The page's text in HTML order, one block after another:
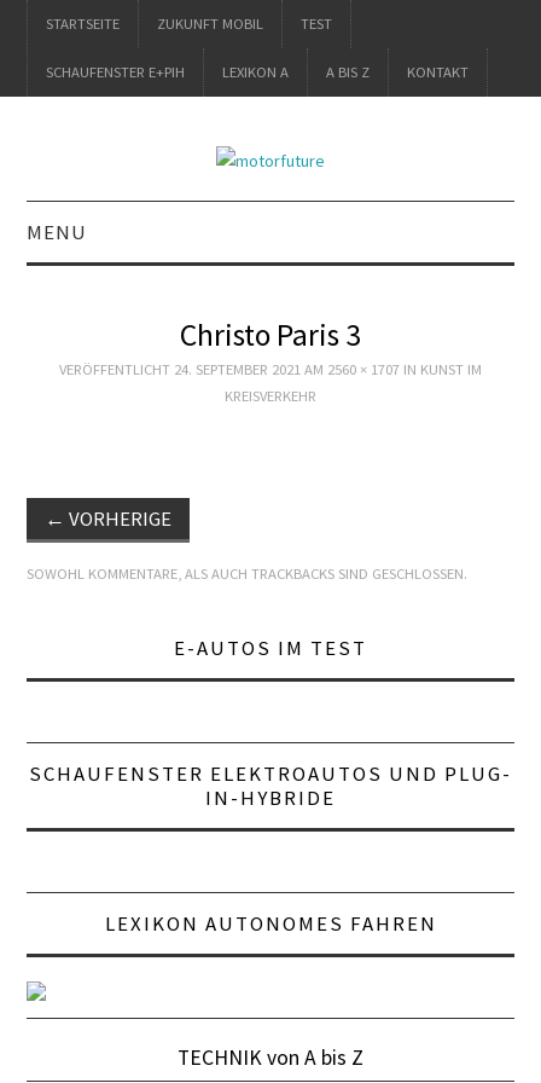
STARTSEITE ZUKUNFT MOBIL TEST
SCHAUFENSTER E+PIH LEXIKON A A BIS Z KONTAKT
MENU
ZUKUNFT MOBIL
E+PIH
Christo Paris 3
VERÖFFENTLICHT 24. SEPTEMBER 2021 AM 2560 × 1707 IN KUNST IM
KREISVERKEHR
← VORHERIGE
SOWOHL KOMMENTARE, ALS AUCH TRACKBACKS SIND GESCHLOSSEN.
E-AUTOS IM TEST
SCHAUFENSTER ELEKTROAUTOS UND PLUG-
IN-HYBRIDE
LEXIKON AUTONOMES FAHREN
TECHNIK von A bis Z